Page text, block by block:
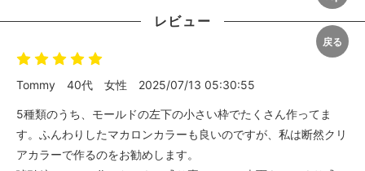
レビュー
Tommy 40代 女性 2025/07/13 05:30:55
5種類のうち、モールドの左下の小さい枠でたくさん作ってま
す。ふんわりしたマカロンカラーも良いのですが、私は断然クリ
アカラーで作るのをお勧めします。